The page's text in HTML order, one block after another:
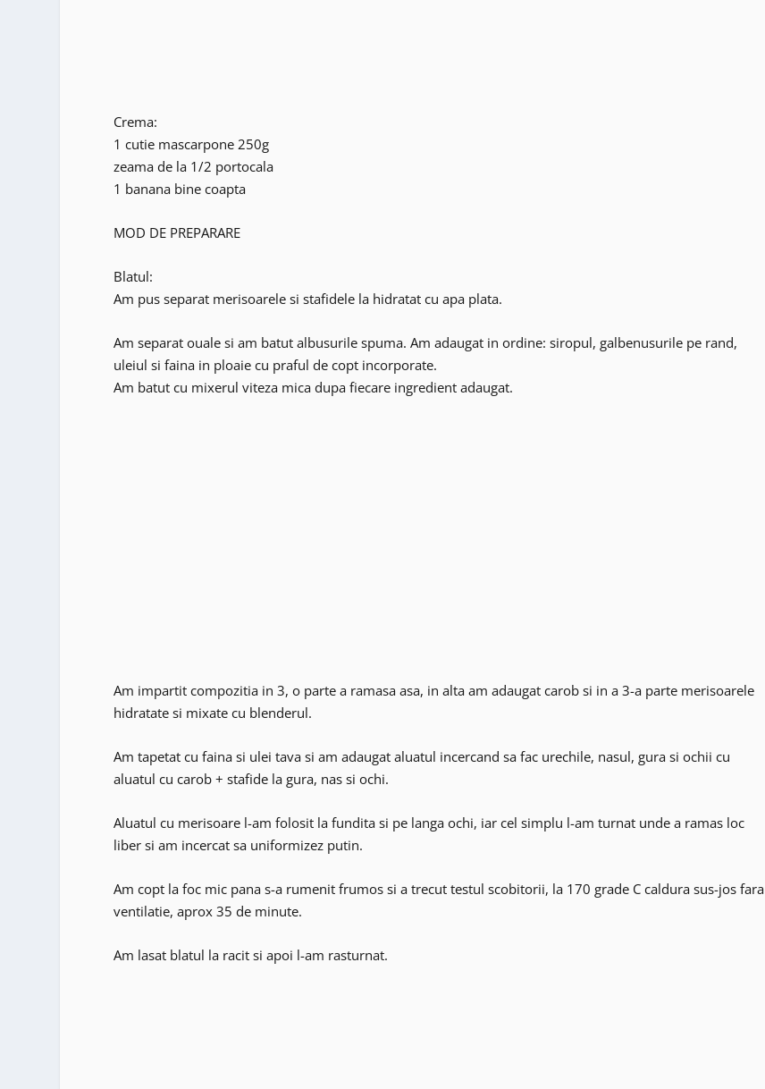
Crema:
1 cutie mascarpone 250g
zeama de la 1/2 portocala
1 banana bine coapta
MOD DE PREPARARE
Blatul:
Am pus separat merisoarele si stafidele la hidratat cu apa plata.
Am separat ouale si am batut albusurile spuma. Am adaugat in ordine: siropul, galbenusurile pe rand,
uleiul si faina in ploaie cu praful de copt incorporate.
Am batut cu mixerul viteza mica dupa fiecare ingredient adaugat.
Am impartit compozitia in 3, o parte a ramasa asa, in alta am adaugat carob si in a 3-a parte merisoarele
hidratate si mixate cu blenderul.
Am tapetat cu faina si ulei tava si am adaugat aluatul incercand sa fac urechile, nasul, gura si ochii cu
aluatul cu carob + stafide la gura, nas si ochi.
Aluatul cu merisoare l-am folosit la fundita si pe langa ochi, iar cel simplu l-am turnat unde a ramas loc
liber si am incercat sa uniformizez putin.
Am copt la foc mic pana s-a rumenit frumos si a trecut testul scobitorii, la 170 grade C caldura sus-jos fara
ventilatie, aprox 35 de minute.
Am lasat blatul la racit si apoi l-am rasturnat.